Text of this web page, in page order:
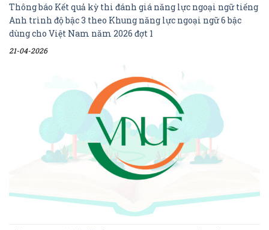
Thông báo Kết quả kỳ thi đánh giá năng lực ngoại ngữ tiếng
Anh trình độ bậc 3 theo Khung năng lực ngoại ngữ 6 bậc
dùng cho Việt Nam năm 2026 đợt 1
21-04-2026